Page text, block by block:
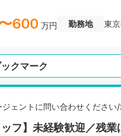
600 万円 勤務地 東
クマーク
ェントに問い合わせください/
ッフ】未経験歓迎／残